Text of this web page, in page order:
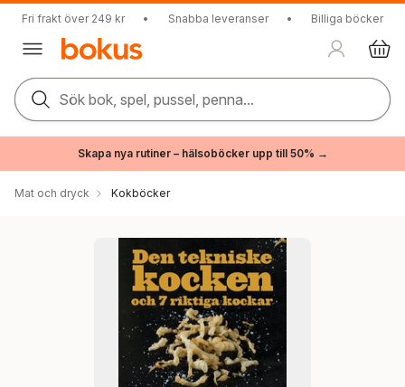
Fri frakt över 249 kr • Snabba leveranser • Billiga böcker
Sök bok, spel, pussel, penna...
Skapa nya rutiner – hälsoböcker upp till 50% →
Mat och dryck Kokböcker